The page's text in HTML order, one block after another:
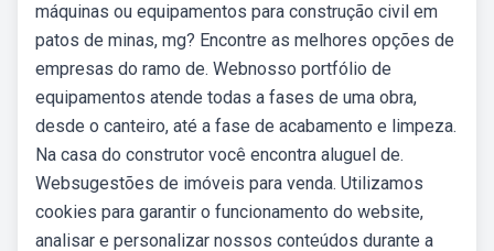
máquinas ou equipamentos para construção civil em
patos de minas, mg? Encontre as melhores opções de
empresas do ramo de. Webnosso portfólio de
equipamentos atende todas a fases de uma obra,
desde o canteiro, até a fase de acabamento e limpeza.
Na casa do construtor você encontra aluguel de.
Websugestões de imóveis para venda. Utilizamos
cookies para garantir o funcionamento do website,
analisar e personalizar nossos conteúdos durante a